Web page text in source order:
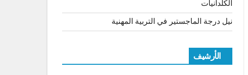
الكلدانيات
نيل درجة الماجستير في التربية المهنية
الأرشيف